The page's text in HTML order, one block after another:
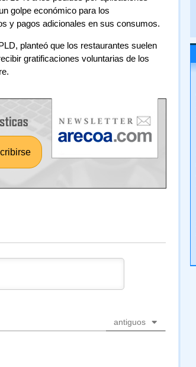
golpe económico para los
y pagos adicionales en sus consumos.
planteó que los restaurantes suelen
gratificaciones voluntarias de los
antiguos